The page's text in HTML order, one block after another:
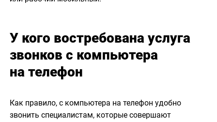
У кого востребована услуга
звонков с компьютера
на телефон
Как правило, с компьютера на телефон удобно
звонить специалистам, которые совершают